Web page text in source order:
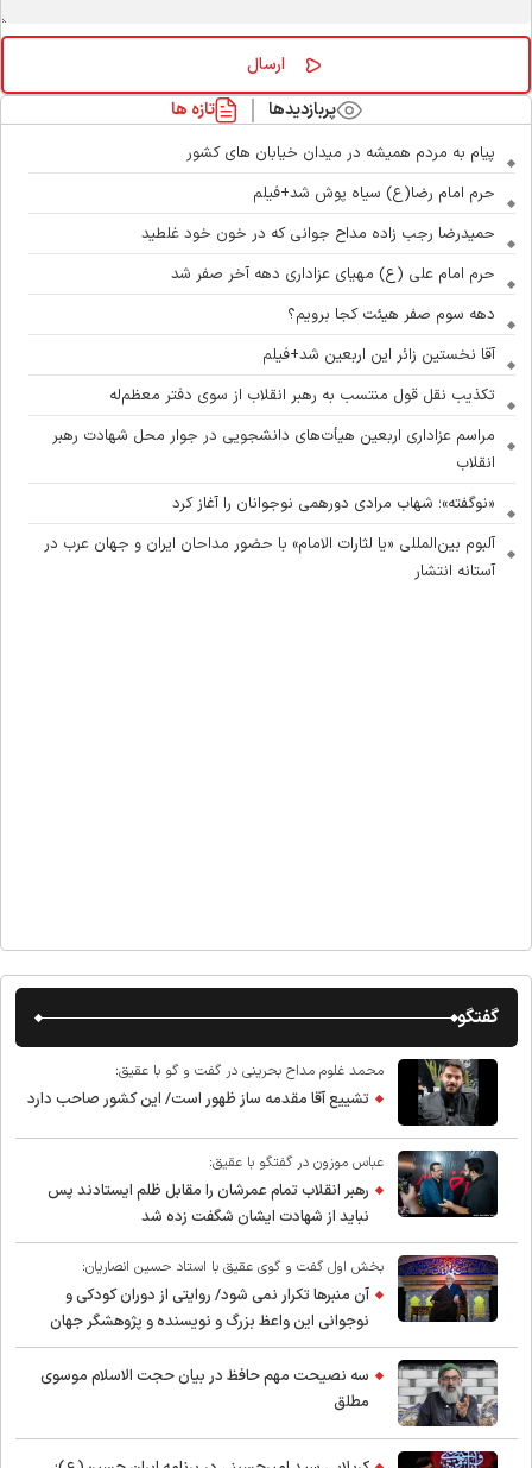
پربازدیدها تازه ها
پیام به مردم همیشه در میدان خیابان های کشور
حرم امام رضا(ع) سیاه پوش شد+فیلم
حمیدرضا رجب زاده مداح جوانی که در خون خود غلطید
حرم امام علی (ع) مهیای عزاداری دهه آخر صفر شد
دهه سوم صفر هیئت کجا برویم؟
آقا نخستین زائر این اربعین شد+فیلم
تکذیب نقل قول منتسب به رهبر انقلاب از سوی دفتر معظم‌له
مراسم عزاداری اربعین هیأت‌های دانشجویی در جوار محل شهادت رهبر
انقلاب
«نوگفته»؛ شهاب مرادی دورهمی نوجوانان را آغاز کرد
آلبوم بین‌المللی «یا لثارات الامام» با حضور مداحان ایران و جهان عرب در
آستانه انتشار
گفتگو
محمد غلوم مداح بحرینی در گفت و گو با عقیق:
تشییع آقا مقدمه ساز ظهور است/ این کشور صاحب دارد
عباس موزون در گفتگو با عقیق:
رهبر انقلاب تمام عمرشان را مقابل ظلم ایستادند پس
نباید از شهادت ایشان شگفت زده شد
بخش اول گفت و گوی عقیق با استاد حسین انصاریان:
آن منبرها تکرار نمی شود/ روایتی از دوران کودکی و
نوجوانی این واعظ بزرگ و نویسنده و پژوهشگر جهان
اسلام
سه نصیحت مهم حافظ در بیان حجت الاسلام موسوی
مطلق